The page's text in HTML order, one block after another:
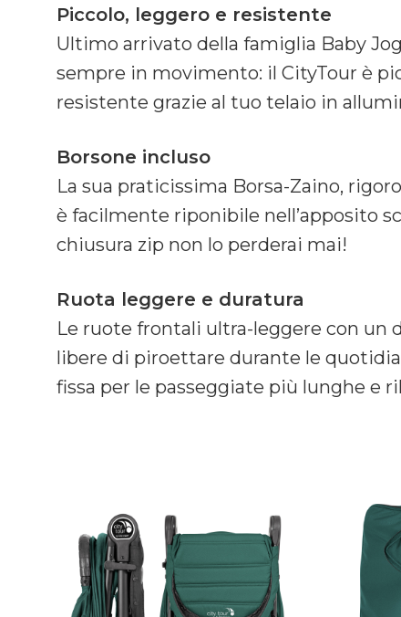
Piccolo, leggero e resistente
Ultimo arrivato della famiglia Baby
sempre in movimento: il CityTour è
resistente grazie al tuo telaio in
Borsone incluso
La sua praticissima Borsa-Zaino,
è facilmente riponibile nell’apposito
chiusura zip non lo perderai mai!
Ruota leggere e duratura
Le ruote frontali ultra-leggere con un
libere di piroettare durante le
fissa per le passeggiate più lunghe e